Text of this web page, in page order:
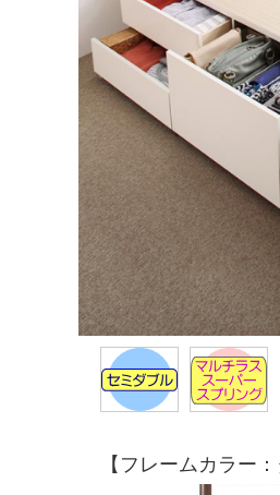
【フレームカラー